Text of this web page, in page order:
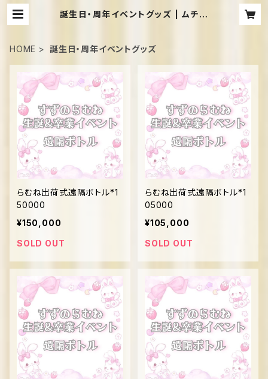
誕生日・周年イベントグッズ | ムチぽ
HOME 誕生日・周年イベントグッズ
らむね出荷式遠隔ボトル*1
50000
¥150,000
SOLD OUT
らむね出荷式遠隔ボトル*1
05000
¥105,000
SOLD OUT